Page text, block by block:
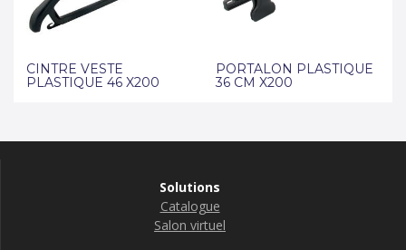
CINTRE VESTE
PLASTIQUE 46 X200
PORTALON PLASTIQUE
36 CM X200
Solutions
Catalogue
Salon virtuel